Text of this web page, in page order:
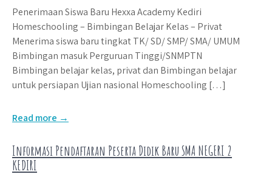
Penerimaan Siswa Baru Hexxa Academy Kediri
Homeschooling – Bimbingan Belajar Kelas – Privat
Menerima siswa baru tingkat TK/ SD/ SMP/ SMA/ UMUM
Bimbingan masuk Perguruan Tinggi/SNMPTN
Bimbingan belajar kelas, privat dan Bimbingan belajar
untuk persiapan Ujian nasional Homeschooling […]
Read more →
Informasi Pendaftaran Peserta Didik Baru SMA NEGERI 2
KEDIRI